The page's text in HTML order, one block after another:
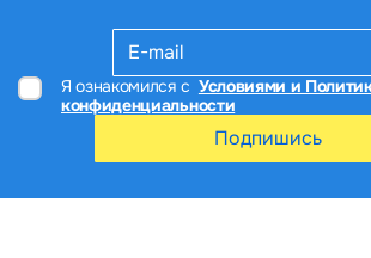
Я ознакомился с Условиями и
конфиденциальности
Подпишись